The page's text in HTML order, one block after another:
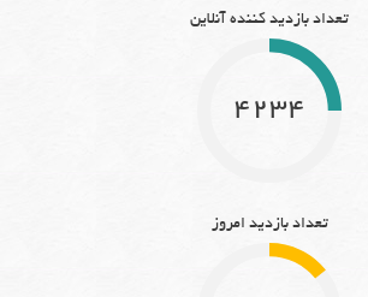
تعداد بازدید کننده آنلاین
4234
تعداد بازدید امروز